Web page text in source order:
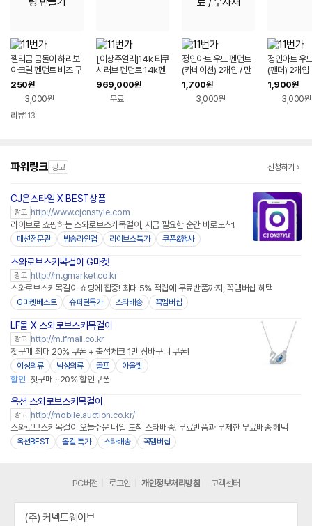
젤리곰 곰돌이 하리보
아크릴 펜던트 비즈 구
슬 키링 만들기
250원
3,000원
리뷰113
[이상주얼리]14k 티쿠
시러브 펜던트 14k펜
던트
969,000원
무료
정인아트 우드 펜던트
(카네이션) 2개입 / 만
들기 재료 / 부자재
1,700원
3,000원
정인아트 우
(팬더) 2개입
1,900원
3,000원
파워링크 광고 신청하기
CJ온스타일 X BEST상품
광고 http://www.cjonstyle.com
라이브로 쇼핑하는 스와로브스키목걸이, 지금 필요한 순간 바로도착!
패션전문관 방송라인업 라이브쇼특가 쿠폰&행사
스와로브스키목걸이 G마켓
광고 http://m.gmarket.co.kr
스와로브스키목걸이 쇼핑에 집중! 최대 5% 적립에 무료반품까지, 꼭멤버십 혜택
G마켓베스트 슈퍼딜특가 스타배송 꼭멤버십
LF몰 X 스와로브스키목걸이
광고 http://m.lfmall.co.kr
첫구매 최대 20% 쿠폰 + 출석체크 1만 장바구니 쿠폰!
여성의류 남성의류 골프 아울렛
할인 첫구매 ~20% 할인쿠폰
옥션 스와로브스키목걸이
광고 http://mobile.auction.co.kr/
스와로브스키목걸이 오늘주문 내일 도착 스타배송! 무료반품과 무제한 무료배송 혜택
옥션BEST 올킬 특가 스타배송 꼭멤버십
PC버전 로그인 개인정보처리방침 고객센터
(주) 커넥트웨이브